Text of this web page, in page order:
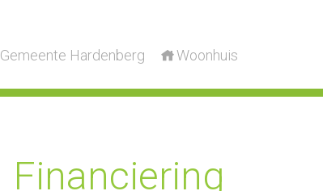
Gemeente Hardenberg Woonhuis
Financiering